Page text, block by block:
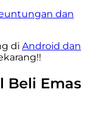
dan
di Android dan
Beli Emas